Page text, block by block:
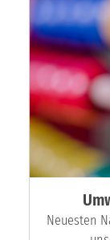
Neuesten